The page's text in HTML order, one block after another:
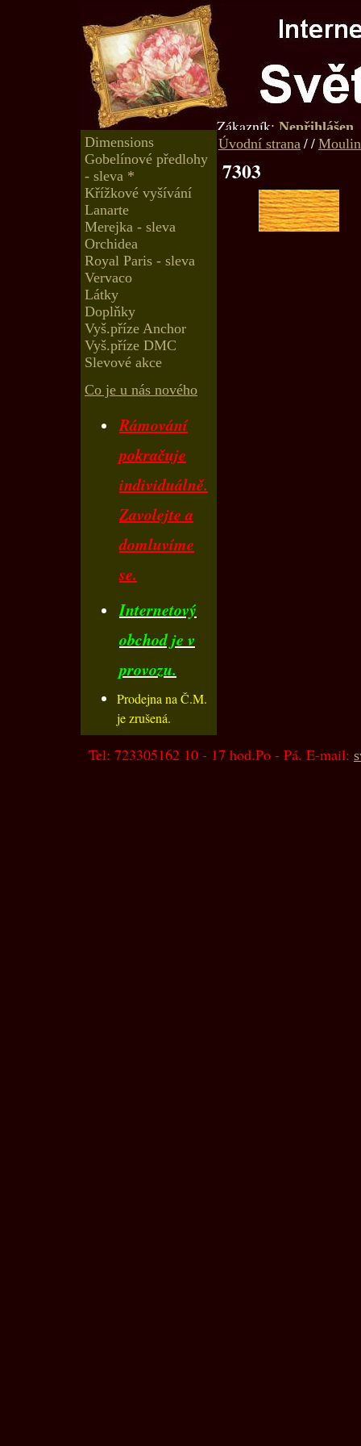
Zákazník: Nepřihlášen
Dimensions
Gobelínové předlohy
- sleva *
Křížkové vyšívání
Lanarte
Merejka - sleva
Orchidea
Royal Paris - sleva
Vervaco
Látky
Doplňky
Vyš.příze Anchor
Vyš.příze DMC
Slevové akce
Co je u nás nového
Rámování
pokračuje
individuálně.
Zavolejte a
domluvíme
se.
Internetový
obchod je v
provozu.
Prodejna na Č.M.
je zrušená.
Úvodní strana //
7303
Tel: 723305162 10 - 17 hod.Po - Pá. E-mail: